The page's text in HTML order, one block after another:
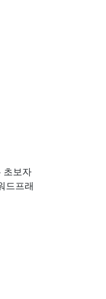
초보자
드프래